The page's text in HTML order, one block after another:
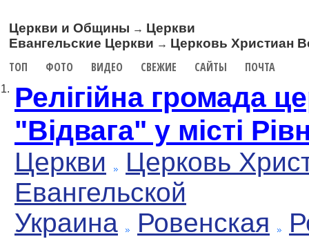
Церкви и Общины → Церкви
Евангельские Церкви → Церковь Христиан
ТОП ФОТО ВИДЕО СВЕЖИЕ САЙТЫ ПОЧТА
1. Релігійна громада
"Відвага" у місті
Церкви
Церковь
Евангельской
Украина
Ровенская